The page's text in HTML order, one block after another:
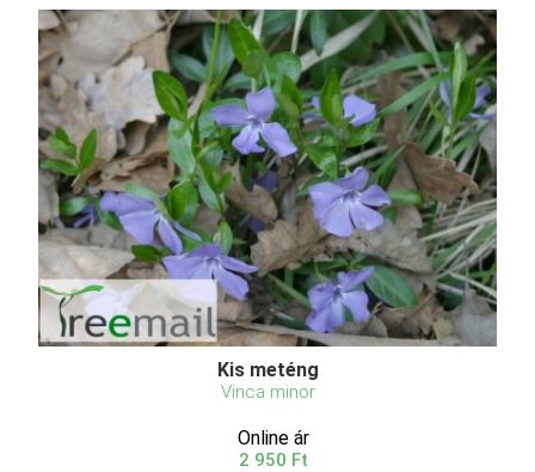
Kis meténg
Vinca minor
Online ár
2 950 Ft